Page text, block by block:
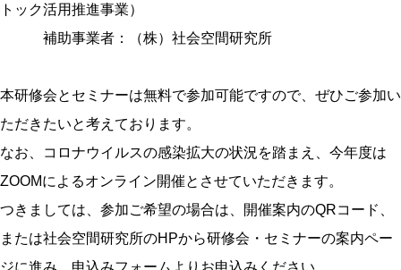
トック活用推進事業）
補助事業者：（株）社会空間研究所
本研修会とセミナーは無料で参加可能ですので、ぜひご参加い
ただきたいと考えております。
なお、コロナウイルスの感染拡大の状況を踏まえ、今年度は
ZOOMによるオンライン開催とさせていただきます。
つきましては、参加ご希望の場合は、開催案内のQRコード、
または社会空間研究所のHPから研修会・セミナーの案内ペー
ジに進み、申込みフォームよりお申込みください。